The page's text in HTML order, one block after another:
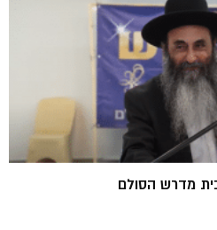
מדרש הסולם